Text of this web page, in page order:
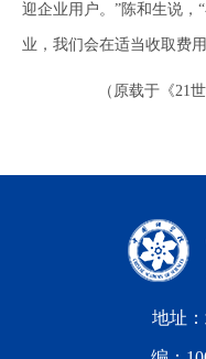
迎企业用户。”陈和生说，
业，我们会在适当收取费
（原载于《21世
地址